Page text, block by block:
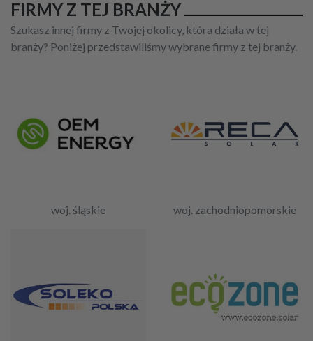
FIRMY Z TEJ BRANŻY
Szukasz innej firmy z Twojej okolicy, która działa w tej
branży? Poniżej przedstawiliśmy wybrane firmy z tej branży.
woj. śląskie woj. zachodniopomorskie